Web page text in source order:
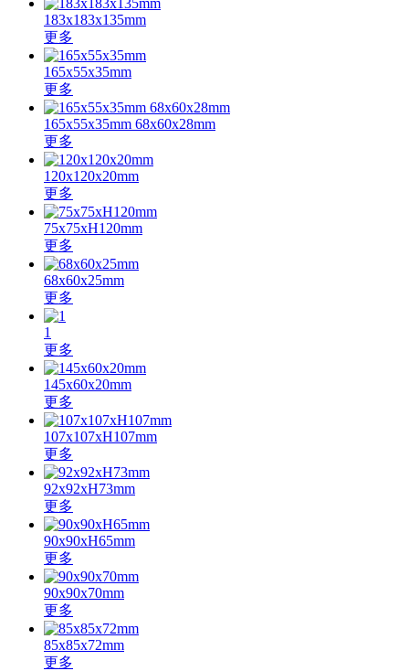
183x183x135mm
更多
165x55x35mm
更多
165x55x35mm 68x60x28mm
更多
120x120x20mm
更多
75x75xH120mm
更多
68x60x25mm
更多
1
更多
145x60x20mm
更多
107x107xH107mm
更多
92x92xH73mm
更多
90x90xH65mm
更多
90x90x70mm
更多
85x85x72mm
更多